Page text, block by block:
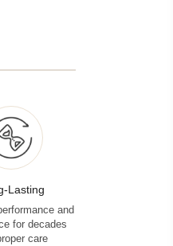
Lasting
and
for decades
care